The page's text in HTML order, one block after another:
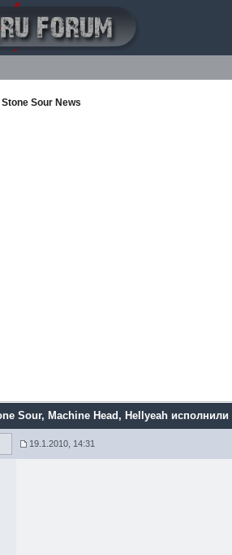
Stone Sour News
Sour, Machine Head, Hellyeah исполнили
19.1.2010, 14:31